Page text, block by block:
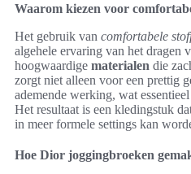
Waarom kiezen voor
Het gebruik van comfortabele
algehele ervaring van het dragen
hoogwaardige materialen die
zorgt niet alleen voor een prettig
ademende werking, wat
Het resultaat is een kledingstuk
in meer formele settings kan
Hoe Dior joggingbroeken